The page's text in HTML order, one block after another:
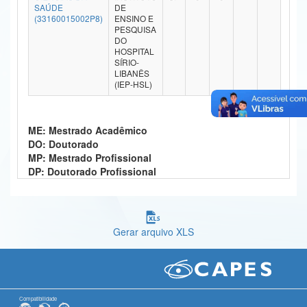
Ministério da Ciência, Tecnologia, Inovações e Comunicações
Ministério do Desenvolvimento Regional
Controladoria-Geral da União
Ministério da Mulher, da Família e dos Direitos Humanos
Secretaria-Geral
Gabinete de Segurança Institucional
Banco Central do Brasil
SAÚDE
(33160015002P8)
DE
ENSINO E
PESQUISA
DO
HOSPITAL
SÍRIO-
LIBANÊS
(IEP-HSL)
ME: Mestrado Acadêmico
DO: Doutorado
MP: Mestrado Profissional
DP: Doutorado Profissional
Gerar arquivo XLS
Compatibilidade